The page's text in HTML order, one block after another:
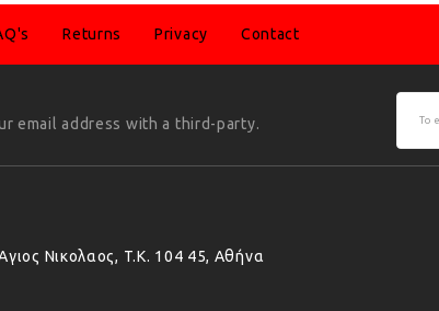
Returns Privacy Contact
email address with a third-party.
Νικολαος, T.K. 104 45, Αθήνα